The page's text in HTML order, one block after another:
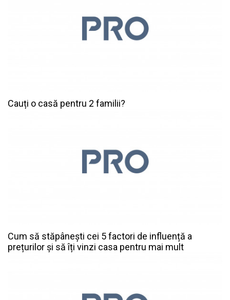
Cauți o casă pentru 2 familii?
Cum să stăpânești cei 5 factori de influență a
prețurilor și să îți vinzi casa pentru mai mult